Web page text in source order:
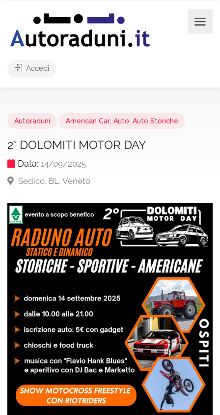
Accedi
Autoraduni American Car Auto Auto Storiche
2° DOLOMITI MOTOR DAY
Data: 14/09/2025
Sedico, BL, Veneto